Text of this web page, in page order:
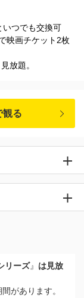
いつでも交換可
映画チケット2枚
放題。
観る
リーズ』 は見放
があります。